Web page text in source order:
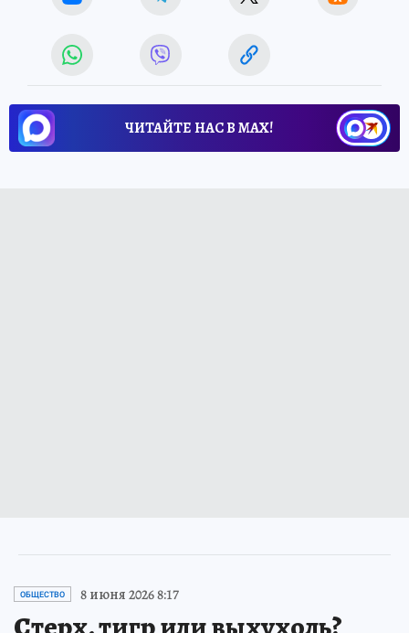
ЧИТАЙТЕ НАС В МАХ!
ОБЩЕСТВО 8 июня 2026 8:17